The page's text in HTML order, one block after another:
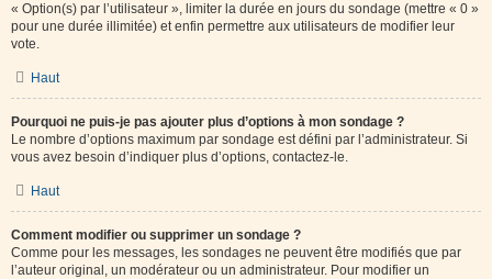
« Option(s) par l’utilisateur », limiter la durée en jours du sondage (mettre « 0 »
pour une durée illimitée) et enfin permettre aux utilisateurs de modifier leur
vote.
Haut
Pourquoi ne puis-je pas ajouter plus d’options à mon sondage ?
Le nombre d’options maximum par sondage est défini par l’administrateur. Si
vous avez besoin d’indiquer plus d’options, contactez-le.
Haut
Comment modifier ou supprimer un sondage ?
Comme pour les messages, les sondages ne peuvent être modifiés que par
l’auteur original, un modérateur ou un administrateur. Pour modifier un